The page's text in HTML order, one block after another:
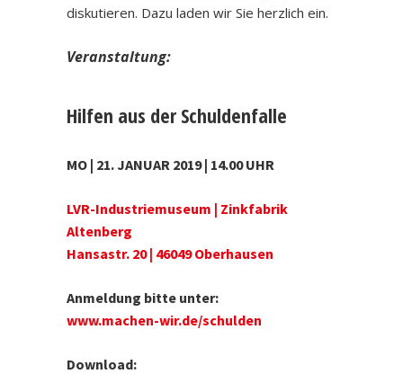
diskutieren. Dazu laden wir Sie herzlich ein.
Veranstaltung:
Hilfen aus der Schuldenfalle
MO | 21. JANUAR 2019 | 14.00 UHR
LVR-Industriemuseum | Zinkfabrik
Altenberg
Hansastr. 20 | 46049 Oberhausen
Anmeldung bitte unter:
www.machen-wir.de/schulden
Download: